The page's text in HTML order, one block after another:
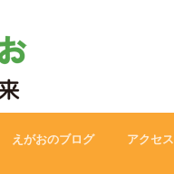
えがおのブログ アクセス